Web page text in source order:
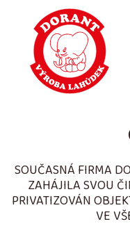
SOUČASNÁ FIRMA
ZAHÁJILA SVOU
PRIVATIZOVÁN
VE